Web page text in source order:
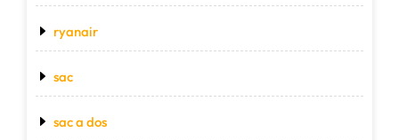
ryanair
sac
sac a dos